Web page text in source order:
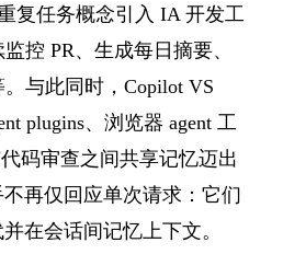
复任务概念引入 IA 开发工
控 PR、生成每日摘要、
与此同时，Copilot VS
plugins、浏览器 agent 工
码审查之间共享记忆迈出
再仅回应单次请求：它们
在会话间记忆上下文。